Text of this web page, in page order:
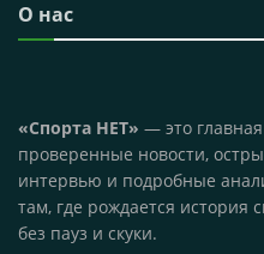
О нас
«Спорта НЕТ» — это
проверенные новости,
интервью и подробные
там, где рождается история
без пауз и скуки.